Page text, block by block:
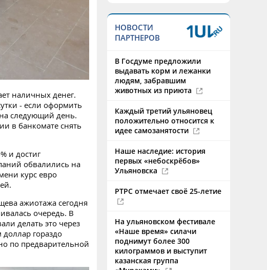
наличных денег.
- если оформить
следующий день.
в банкомате снять
и достиг
обвалились на
курс евро
ажиотажа сегодня
очередь. В
делать это через
гораздо
по предварительной
НОВОСТИ
ПАРТНЕРОВ
В Госдуме предложили
выдавать корм и лежанки
людям, забравшим
животных из приюта
Каждый третий ульяновец
положительно относится к
идее самозанятости
Наше наследие: история
первых «небоскрёбов»
Ульяновска
РТРС отмечает своё 25-летие
На ульяновском фестивале
«Наше время» силачи
поднимут более 300
килограммов и выступит
казанская группа